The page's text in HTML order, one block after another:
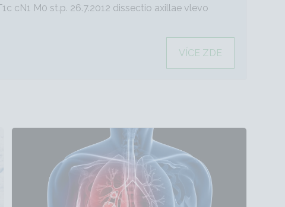
cN1 M0 st.p. 26.7.2012 dissectio axillae vlevo
VÍCE ZDE